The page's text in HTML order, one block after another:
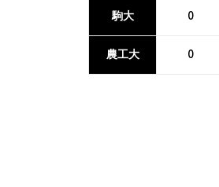
駒大 0
農工大 0